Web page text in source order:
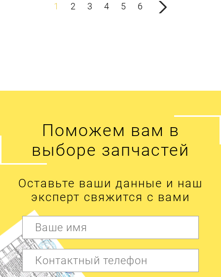
1 2 3 4 5 6
Поможем вам в
выборе запчастей
Оставьте ваши данные и наш
эксперт свяжится с вами